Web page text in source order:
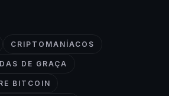
CRIPTOMANÍACOS
DE GRAÇA
BITCOIN